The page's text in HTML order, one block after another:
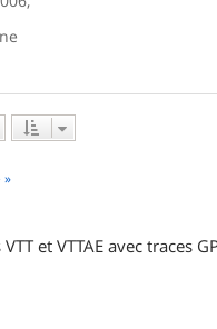
»
et VTTAE avec traces